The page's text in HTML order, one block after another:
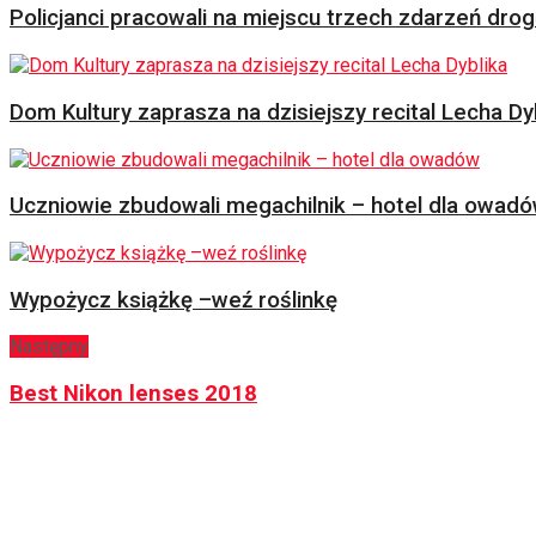
Policjanci pracowali na miejscu trzech zdarzeń
Dom Kultury zaprasza na dzisiejszy recital Lecha
Uczniowie zbudowali megachilnik – hotel dla
Wypożycz książkę –weź roślinkę
Następny
Best Nikon lenses 2018